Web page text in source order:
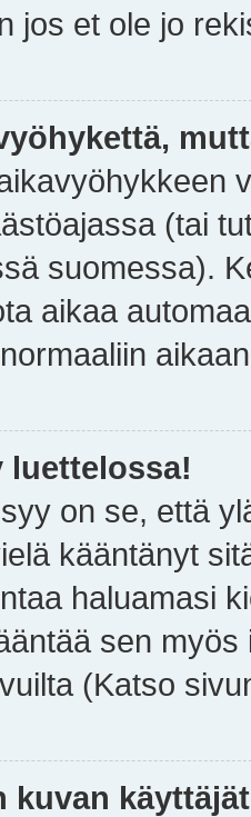
jos et ole jo
(tai
suomessa).
aikaa
luettelossa!
on se, että
kääntänyt
haluamasi
sen
(Katso
kuvan